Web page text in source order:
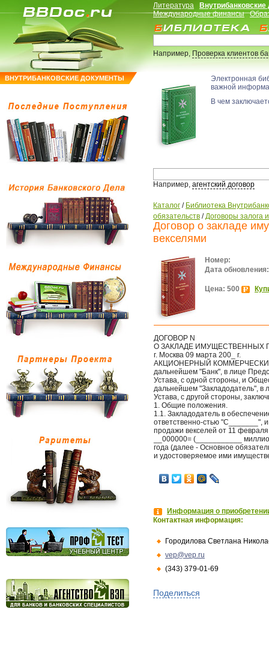
ВНУТРИБАНКОВСКИЕ ДОКУМЕНТЫ
Литература
Международные финансы
Например,Проверка клиентов
Электронная
важной
В чем
Например, агентский договор
Каталог / Библиотека
обязательств /Договоры залога
Договор о закладе
векселями
Номер:
Дата обновления:
Цена: 500
ДОГОВОР N
О ЗАКЛАДЕ ИМУЩЕСТВЕННЫХ
г. Москва 09 марта 200_ г.
АКЦИОНЕРНЫЙ КОММЕРЧЕСКИЙ
дальнейшем "Банк", в лице
Устава, с одной стороны, и
дальнейшем "Закладодатель", в
Устава, с другой стороны,
1. Общие положения.
1.1. Закладодатель в
ответственно-стью "С_______",
продажи векселей от 11
__000000= (___________
года (далее - Основное
и удостоверяемое ими
Информация о
Контактная информация:
Городилова Светлана
vep@vep.ru
(343) 379-01-69
Поделиться